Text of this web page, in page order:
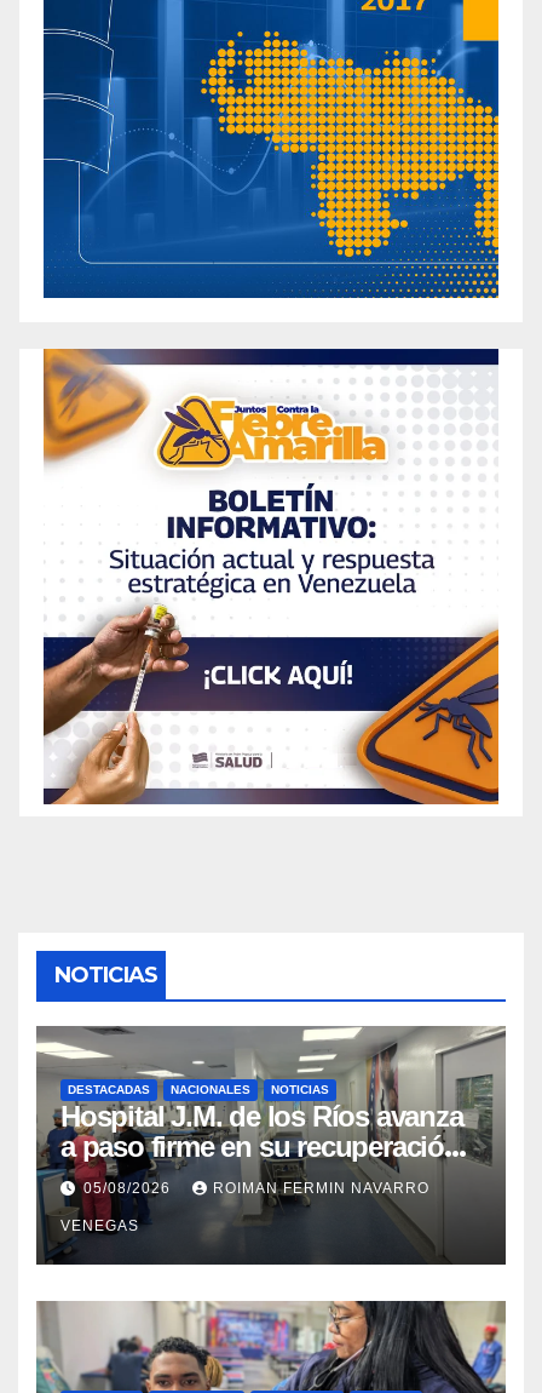
NOTICIAS
DESTACADAS NACIONALES NOTICIAS
Hospital J.M. de los Ríos avanza
a paso firme en su recuperación
tras los recientes eventos
sísmicos
05/08/2026 ROIMAN FERMIN NAVARRO
VENEGAS